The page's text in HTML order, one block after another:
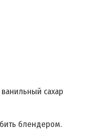
ванильный сахар
блендером.